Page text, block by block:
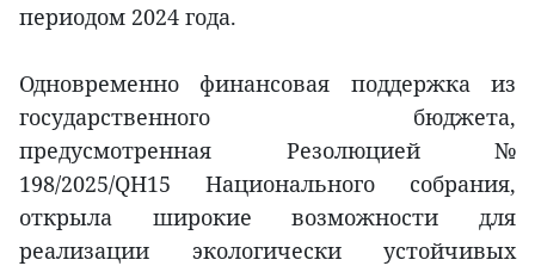
периодом 2024 года.
Одновременно финансовая поддержка из
государственного бюджета,
предусмотренная Резолюцией №
198/2025/QH15 Национального собрания,
открыла широкие возможности для
реализации экологически устойчивых